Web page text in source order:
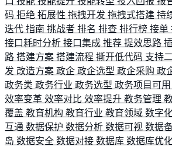
码 拒绝 拓展性 拖拽开发 拖拽式搭建 持
迭代 指南 挑战者 排名 排查 排行榜 接单
接口耗时分析 接口集成 推荐 提效思路
路 搭建方案 搭建流程 撕开低代码 支持
发 改造方案 政企 政企选型 政企采购 政
政务类 政务行业 政务选型 政务项目可用
效率变革 效率对比 效率提升 教务管理
覆盖 教育机构 教育行业 教育领域 数字
互通 数据保护 数据分析 数据可视 数据
岛 数据安全 数据对接 数据库 数据库优